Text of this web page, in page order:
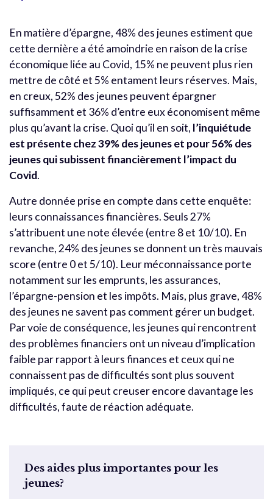
En matière d’épargne, 48% des jeunes estiment que
cette dernière a été amoindrie en raison de la crise
économique liée au Covid, 15% ne peuvent plus rien
mettre de côté et 5% entament leurs réserves. Mais,
en creux, 52% des jeunes peuvent épargner
suffisamment et 36% d’entre eux économisent même
plus qu’avant la crise. Quoi qu’il en soit, l’inquiétude
est présente chez 39% des jeunes et pour 56% des
jeunes qui subissent financièrement l’impact du
Covid.
Autre donnée prise en compte dans cette enquête:
leurs connaissances financières. Seuls 27%
s’attribuent une note élevée (entre 8 et 10/10). En
revanche, 24% des jeunes se donnent un très mauvais
score (entre 0 et 5/10). Leur méconnaissance porte
notamment sur les emprunts, les assurances,
l’épargne-pension et les impôts. Mais, plus grave, 48%
des jeunes ne savent pas comment gérer un budget.
Par voie de conséquence, les jeunes qui rencontrent
des problèmes financiers ont un niveau d’implication
faible par rapport à leurs finances et ceux qui ne
connaissent pas de difficultés sont plus souvent
impliqués, ce qui peut creuser encore davantage les
difficultés, faute de réaction adéquate.
Des aides plus importantes pour les
jeunes?